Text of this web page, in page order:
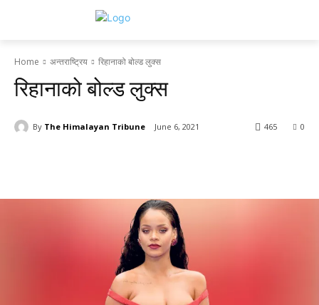
Home अन्तराष्ट्रिय रिहानाको बोल्ड लुक्स
रिहानाको बोल्ड लुक्स
By The Himalayan Tribune June 6, 2021 0
465